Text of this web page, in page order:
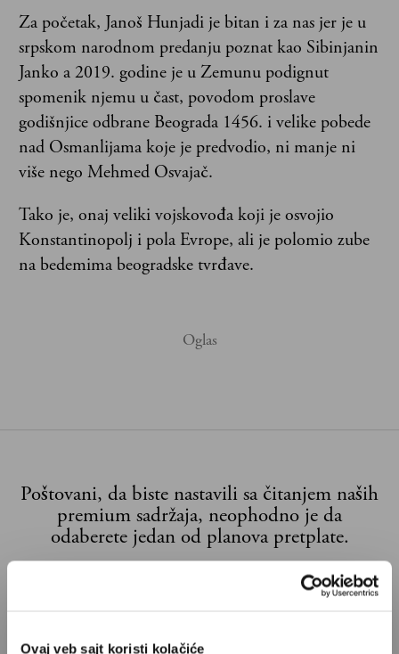
Ovaj veb sajt koristi kolačiće
Za početak, Janoš Hunjadi je bitan i za nas jer je u
srpskom narodnom predanju poznat kao Sibinjanin
Janko a 2019. godine je u Zemunu podignut
spomenik njemu u čast, povodom proslave
godišnjice odbrane Beograda 1456. i velike pobede
nad Osmanlijama koje je predvodio, ni manje ni
više nego Mehmed Osvajač.
Tako je, onaj veliki vojskovođa koji je osvojio
Konstantinopolj i pola Evrope, ali je polomio zube
na bedemima beogradske tvrđave.
Poštovani, da biste nastavili sa čitanjem naših
premium sadržaja, neophodno je da
odaberete jedan od planova pretplate.
Već imate nalog?